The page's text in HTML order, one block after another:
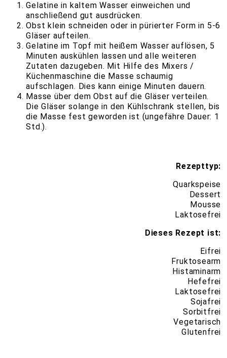
Gelatine in kaltem Wasser einweichen und
anschließend gut ausdrücken.
Obst klein schneiden oder in pürierter Form in 5-6
Gläser aufteilen.
Gelatine im Topf mit heißem Wasser auflösen, 5
Minuten auskühlen lassen und alle weiteren
Zutaten dazugeben. Mit Hilfe des Mixers /
Küchenmaschine die Masse schaumig
aufschlagen. Dies kann einige Minuten dauern.
Masse über dem Obst auf die Gläser verteilen.
Die Gläser solange in den Kühlschrank stellen, bis
die Masse fest geworden ist (ungefähre Dauer: 1
Std.).
Rezepttyp:
Quarkspeise
Dessert
Mousse
Laktosefrei
Dieses Rezept ist:
Eifrei
Fruktosearm
Histaminarm
Hefefrei
Laktosefrei
Sojafrei
Sorbitfrei
Vegetarisch
Glutenfrei